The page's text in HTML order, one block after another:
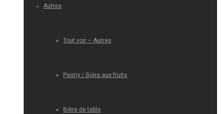
Autres
Tout voir – Autres
Pastry / Bière aux fruits
Bière de table